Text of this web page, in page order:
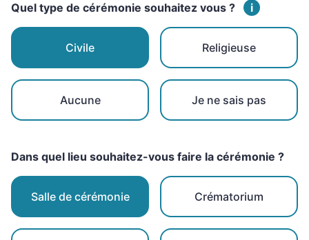
Quel type de cérémonie souhaitez vous ? i
Civile Religieuse
Aucune Je ne sais pas
Dans quel lieu souhaitez-vous faire la cérémonie ?
Salle de cérémonie Crématorium